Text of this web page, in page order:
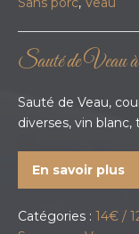
Sauté de Veau à
Sauté de Veau,
diverses, vin
En savoir plus
Catégories : 14€ /